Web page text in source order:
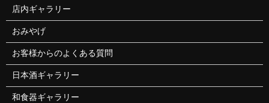
店内ギャラリー
おみやげ
お客様からのよくある質問
日本酒ギャラリー
和食器ギャラリー